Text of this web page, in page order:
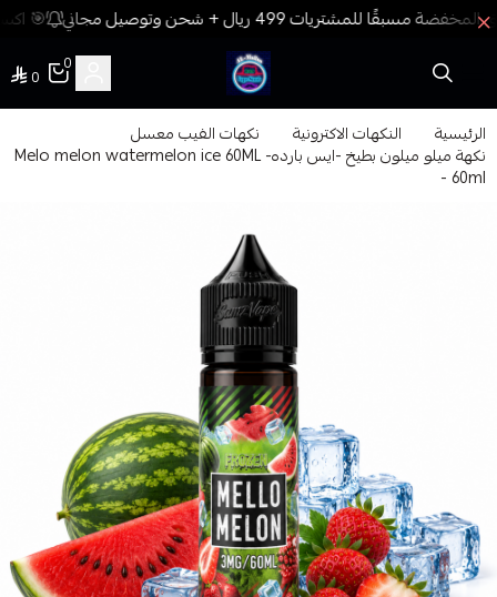
🎯
فيب المدينة
0
0
الرئيسية النكهات الاكترونية نكهات الفيب معسل
نكهة ميلو ميلون بطيخ -ايس بارده- 60ML‏ Melo melon watermelon ice
- 60ml